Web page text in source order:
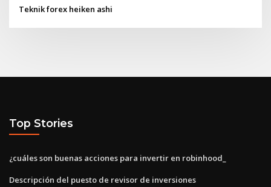
Teknik forex heiken ashi
Top Stories
¿cuáles son buenas acciones para invertir en robinhood_
Descripción del puesto de revisor de inversiones